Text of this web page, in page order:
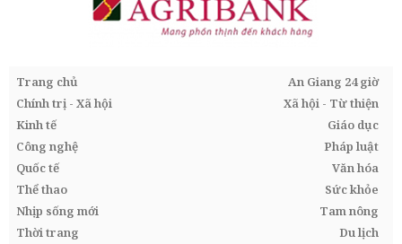
Trang chủ
An Giang 24 giờ
Chính trị - Xã hội
Xã hội - Từ thiện
Kinh tế
Giáo dục
Công nghệ
Pháp luật
Quốc tế
Văn hóa
Thể thao
Sức khỏe
Nhịp sống mới
Tam nông
Thời trang
Du lịch